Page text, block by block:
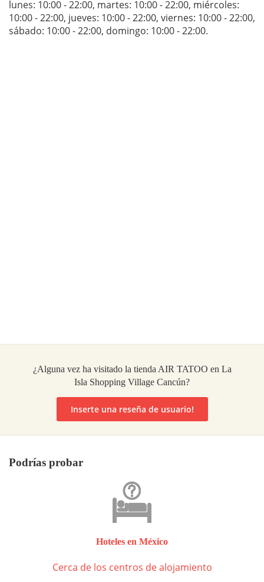
lunes: 10:00 - 22:00, martes: 10:00 - 22:00, miércoles:
10:00 - 22:00, jueves: 10:00 - 22:00, viernes: 10:00 - 22:00,
sábado: 10:00 - 22:00, domingo: 10:00 - 22:00.
¿Alguna vez ha visitado la tienda AIR TATOO en La
Isla Shopping Village Cancún?
Inserte una reseña de usuario!
Podrías probar
Hoteles en México
Cerca de los centros de alojamiento